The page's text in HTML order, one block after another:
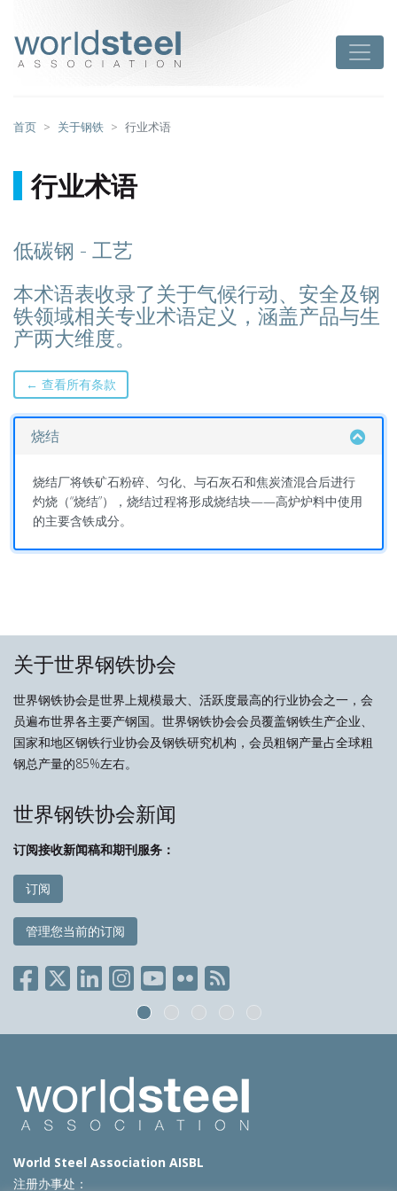
首页 关于钢铁 行业术语
行业术语
低碳钢 - 工艺
本术语表收录了关于气候行动、安全及钢
铁领域相关专业术语定义，涵盖产品与生
产两大维度。
← 查看所有条款
烧结
烧结厂将铁矿石粉碎、匀化、与石灰石和焦炭渣混合后进行
灼烧（“烧结”），烧结过程将形成烧结块——高炉炉料中使用
的主要含铁成分。
关于世界钢铁协会
世界钢铁协会是世界上规模最大、活跃度最高的行业协会之一，会
员遍布世界各主要产钢国。世界钢铁协会会员覆盖钢铁生产企业、
国家和地区钢铁行业协会及钢铁研究机构，会员粗钢产量占全球粗
钢总产量的85%左右。
世界钢铁协会新闻
订阅接收新闻稿和期刊服务：
订阅
管理您当前的订阅
World Steel Association AISBL
注册办事处：